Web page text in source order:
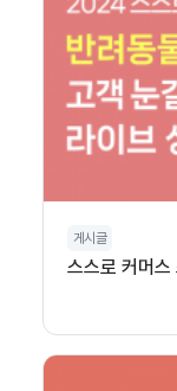
게시글
스스로 커머